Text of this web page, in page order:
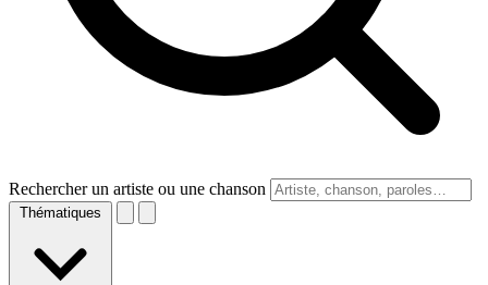
Rechercher un artiste ou une chanson
Thématiques